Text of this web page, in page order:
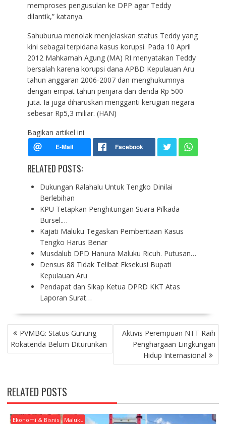
memproses pengusulan ke DPP agar Teddy
dilantik,” katanya.
Sahuburua menolak menjelaskan status Teddy yang
kini sebagai terpidana kasus korupsi. Pada 10 April
2012 Mahkamah Agung (MA) RI menyatakan Teddy
bersalah karena korupsi dana APBD Kepulauan Aru
tahun anggaran 2006-2007 dan menghukumnya
dengan empat tahun penjara dan denda Rp 500
juta. Ia juga diharuskan mengganti kerugian negara
sebesar Rp5,3 miliar. (HAN)
Bagikan artikel ini
RELATED POSTS:
Dukungan Ralahalu Untuk Tengko Dinilai
Berlebihan
KPU Tetapkan Penghitungan Suara Pilkada
Bursel.…
Kajati Maluku Tegaskan Pemberitaan Kasus
Tengko Harus Benar
Musdalub DPD Hanura Maluku Ricuh. Putusan…
Densus 88 Tidak Telibat Eksekusi Bupati
Kepulauan Aru
Pendapat dan Sikap Ketua DPRD KKT Atas
Laporan Surat…
P
O
S
A
V
I
G
PVMBG: Status Gunung
Rokatenda Belum Diturunkan
Aktivis Perempuan NTT Raih
Penghargaan Lingkungan
Hidup Internasional
RELATED POSTS
Ekonomi & Bisnis Maluku